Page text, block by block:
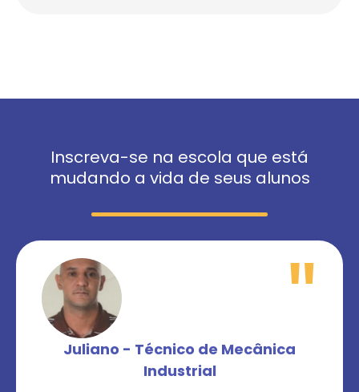
Inscreva-se na escola que está
mudando a vida de seus alunos
"
Juliano - Técnico de Mecânica
Industrial